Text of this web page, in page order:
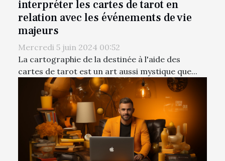
interpréter les cartes de tarot en
relation avec les événements de vie
majeurs
Mercredi 5 juin 2024 00:52
La cartographie de la destinée à l'aide des
cartes de tarot est un art aussi mystique que...